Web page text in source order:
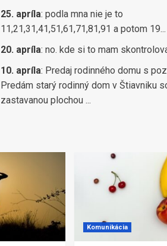
25. apríla: podla mna nie je to
11,21,31,41,51,61,71,81,91 a potom 19...
20. apríla: no. kde si to mam
10. apríla: Predaj rodinného domu s
Predám starý rodinný dom v Štiavniku
zastavanou plochou ...
Komunikácia